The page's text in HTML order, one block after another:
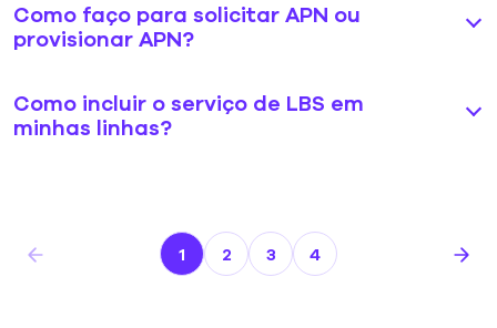
Como faço para solicitar APN ou
provisionar APN?
Como incluir o serviço de LBS em
minhas linhas?
1 2 3 4